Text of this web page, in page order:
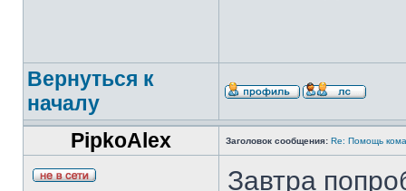
Вернуться к
началу
PipkoAlex
Заголовок сообщения: Re: Помощь
Завтра